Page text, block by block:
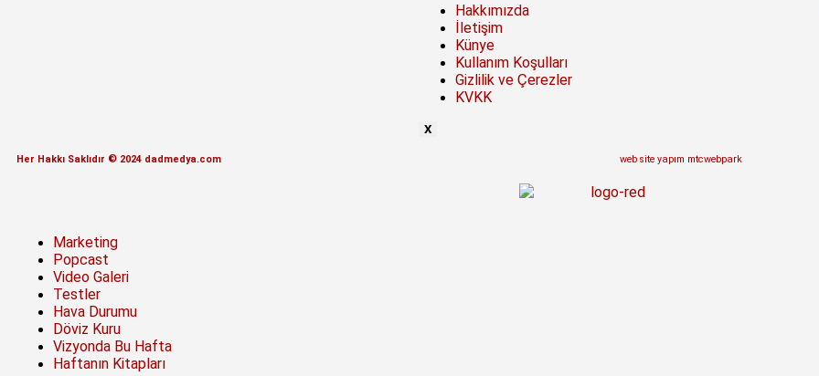
Hakkımızda
İletişim
Künye
Kullanım Koşulları
Gizlilik ve Çerezler
KVKK
X
Her Hakkı Saklıdır © 2024 dadmedya.com web site yapım mtcwebpark
Marketing
Popcast
Video Galeri
Testler
Hava Durumu
Döviz Kuru
Vizyonda Bu Hafta
Haftanın Kitapları